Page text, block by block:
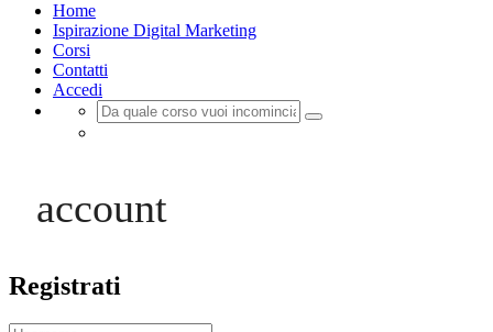
Home
Ispirazione Digital Marketing
Corsi
Contatti
Accedi
account
Registrati